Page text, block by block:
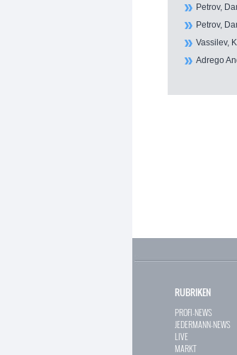
Petrov,
Petrov,
Vassilev,
Adrego
RUBRIKEN
PROFI-NEWS
JEDERMANN-NEWS
LIVE
MARKT